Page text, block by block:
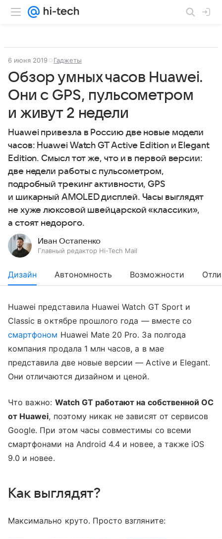
6 июня 2019 Гаджеты
Обзор умных часов Huawei.
Они с GPS, пульсометром
и живут 2 недели
Huawei привезла в Россию две новые модели
часов: Huawei Watch GT Active Edition и Elegant
Edition. Смысл тот же, что и в первой версии:
две недели работы с пульсометром,
подробный трекинг активности, GPS
и шикарный AMOLED дисплей. Часы выглядят
не хуже люксовой швейцарской «классики»,
а стоят недорого.
Иван Остапенко
Главный редактор Hi-Tech Mail
Дизайн Автономность Возможности
Huawei представила Huawei Watch GT Sport и
Classic в октябре прошлого года — вместе со
смартфоном Huawei Mate 20 Pro. За полгода
компания продала 1 млн часов, а в мае
представила две новые версии — Active и Elegant.
Они отличаются дизайном и ценой.
Что важно: Watch GT работают на собственной ОС
от Huawei, поэтому никак не зависят от сервисов
Google. При этом часы совместимы со всеми
смартфонами на Android 4.4 и новее, а также iOS
9.0 и новее.
Как выглядят?
Максимально круто. Просто взгляните: